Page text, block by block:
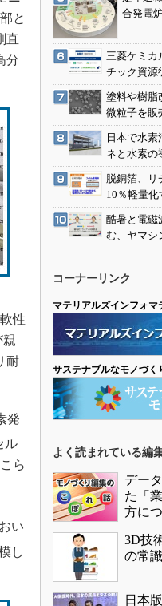
と
直
分
性
親
耐
発
ル
ら
い
し
合発電
三菱ケミカ
チック資源
塗料や樹脂
微粒子を販
日本で水
ネと水素の
脱銅箔、リ
10％軽量
酷暑と電磁
む、ヤマシ
コーナーリンク
マテリアルズインフォマ
サステナブルなモノづく
よく読まれている編
デー
た「
方に
3D技
の常識
日本